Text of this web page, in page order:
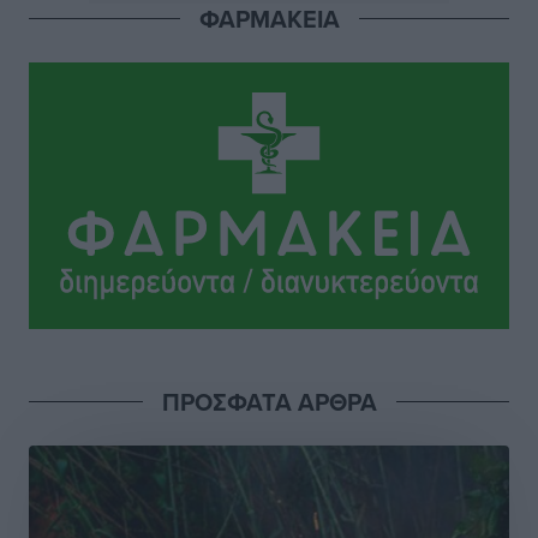
ΣΕΤΕ: Σημαντική θεσμική εξέλιξη η ΚΥΑ για το ΕΧΠ
Γ. Χατζημάρκος: “Δύο μεγάλες δεσμεύσεις
Γεωργιάδη” – Κίνητρα για τους γιατρούς των νησιών
και συνεργασία Ρόδου με το Αττικόν για το
Ακτινοθεραπευτικό
Τοπικές Ειδήσεις• πριν 10 ώρες
Συνελήφθησαν έξι άτομα για ηχορύπανση από
ΦΑΡΜΑΚΕΙΑ
ΠΡΟΣΦΑΤΑ ΑΡΘΡΑ